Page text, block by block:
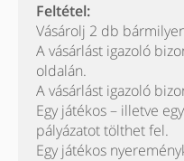
Feltétel:
Vásárolj 2 db
A vásárlást igazoló
oldalán.
A vásárlást igazoló
Egy játékos – illetve
pályázatot tölthet fel.
Egy játékos